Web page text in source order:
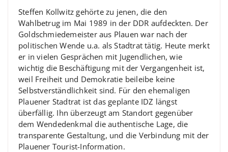
Steffen Kollwitz gehörte zu jenen, die den
Wahlbetrug im Mai 1989 in der DDR aufdeckten. Der
Goldschmiedemeister aus Plauen war nach der
politischen Wende u.a. als Stadtrat tätig. Heute merkt
er in vielen Gesprächen mit Jugendlichen, wie
wichtig die Beschäftigung mit der Vergangenheit ist,
weil Freiheit und Demokratie beileibe keine
Selbstverständlichkeit sind. Für den ehemaligen
Plauener Stadtrat ist das geplante IDZ längst
überfällig. Ihn überzeugt am Standort gegenüber
dem Wendedenkmal die authentische Lage, die
transparente Gestaltung, und die Verbindung mit der
Plauener Tourist-Information.